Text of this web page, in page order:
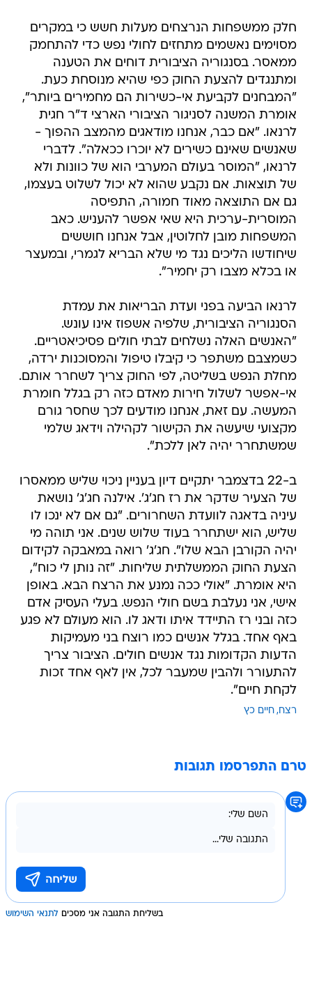
חלק ממשפחות הנרצחים מעלות חשש כי במקרים
מסוימים נאשמים מתחזים לחולי נפש כדי להתחמק
ממאסר. בסנגוריה הציבורית דוחים את הטענה
ומתנגדים להצעת החוק כפי שהיא מנוסחת כעת.
"המבחנים לקביעת אי-כשירות הם מחמירים ביותר",
אומרת המשנה לסניגור הציבורי הארצי ד"ר חגית
לרנאו. "אם כבר, אנחנו מודאגים מהמצב ההפוך -
שאנשים שאינם כשירים לא יוכרו ככאלה". לדברי
לרנאו, "המוסר בעולם המערבי הוא של כוונות ולא
של תוצאות. אם נקבע שהוא לא יכול לשלוט בעצמו,
גם אם התוצאה מאוד חמורה, התפיסה
המוסרית-ערכית היא שאי אפשר להעניש. כאב
המשפחות מובן לחלוטין, אבל אנחנו חוששים
שיחודשו הליכים נגד מי שלא הבריא לגמרי, ובמעצר
או בכלא מצבו רק יחמיר".
לרנאו הביעה בפני ועדת הבריאות את עמדת
הסנגוריה הציבורית, שלפיה אשפוז אינו עונש.
"האנשים האלה נשלחים לבתי חולים פסיכיאטריים.
כשמצבם משתפר כי קיבלו טיפול והמסוכנות ירדה,
מחלת הנפש בשליטה, לפי החוק צריך לשחרר אותם.
אי-אפשר לשלול חירות מאדם כזה רק בגלל חומרת
המעשה. עם זאת, אנחנו מודעים לכך שחסר גורם
מקצועי שיעשה את הקישור לקהילה וידאג שלמי
שמשתחרר יהיה לאן ללכת".
ב-22 בדצמבר יתקיים דיון בעניין ניכוי שליש ממאסרו
של הצעיר שדקר את רז חג'ג'. אילנה חג'ג' נושאת
עיניה בדאגה לוועדת השחרורים. "גם אם לא ינכו לו
שליש, הוא ישתחרר בעוד שלוש שנים. אני תוהה מי
יהיה הקורבן הבא שלו". חג'ג' רואה במאבקה לקידום
הצעת החוק הממשלתית שליחות. "זה נותן לי כוח",
היא אומרת. "אולי ככה נמנע את הרצח הבא. באופן
אישי, אני נעלבת בשם חולי הנפש. בעלי העסיק אדם
כזה ובני רז התיידד איתו ודאג לו. הוא מעולם לא פגע
באף אחד. בגלל אנשים כמו רוצח בני מעמיקות
הדעות הקדומות נגד אנשים חולים. הציבור צריך
להתעורר ולהבין שמעבר לכל, אין לאף אחד זכות
לקחת חיים".
רצח חיים כץ
טרם התפרסמו תגובות
בשליחת התגובה אני מסכים לתנאי השימוש